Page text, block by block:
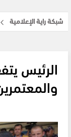
شبكة راية الإعلامية
الرئيس